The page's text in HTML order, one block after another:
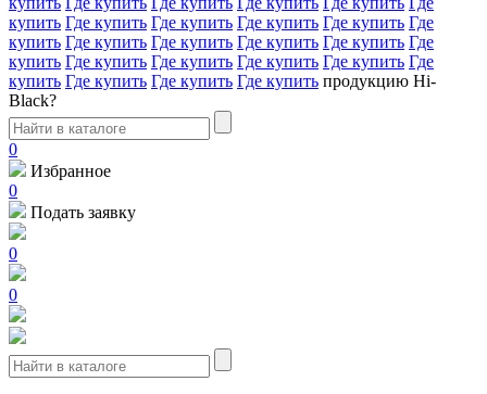
купить Где купить Где купить Где купить Где купить Где
купить Где купить Где купить Где купить Где купить Где
купить Где купить Где купить Где купить Где купить Где
купить Где купить Где купить Где купить продукцию Hi-
Black?
0
Избранное
0
Подать заявку
0
0